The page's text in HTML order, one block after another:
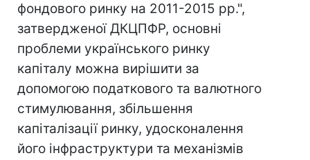
фондового ринку на 2011-2015 рр.",
затвердженої ДКЦПФР, основні
проблеми українського ринку
капіталу можна вирішити за
допомогою податкового та валютного
стимулювання, збільшення
капіталізації ринку, удосконалення
його інфраструктури та механізмів